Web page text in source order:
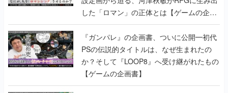
した「ロマン」の正体とは【ゲームの企画
書】
『ガンパレ』の企画書、ついに公開━初代
PSの伝説的タイトルは、なぜ生まれたの
か？そして『LOOP8』へ受け継がれたもの
【ゲームの企画書】